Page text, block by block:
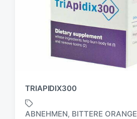
TRIAPIDIX300
ABNEHMEN, BITTERE ORANGE